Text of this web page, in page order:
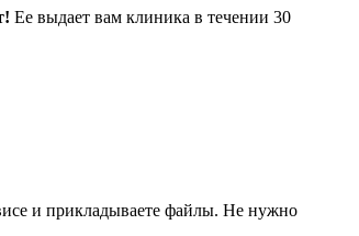
Ее выдает вам клиника в течении 30
и прикладываете файлы. Не нужно